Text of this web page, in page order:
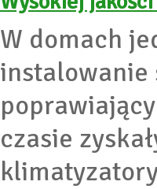
W domach
instalowanie
czasie